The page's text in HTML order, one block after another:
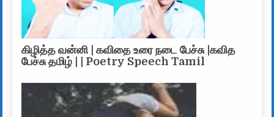
கிழித்த வன்னி | கவிதை உரை நடை பேச்சு |கவித
பேச்சு தமிழ் | | Poetry Speech Tamil